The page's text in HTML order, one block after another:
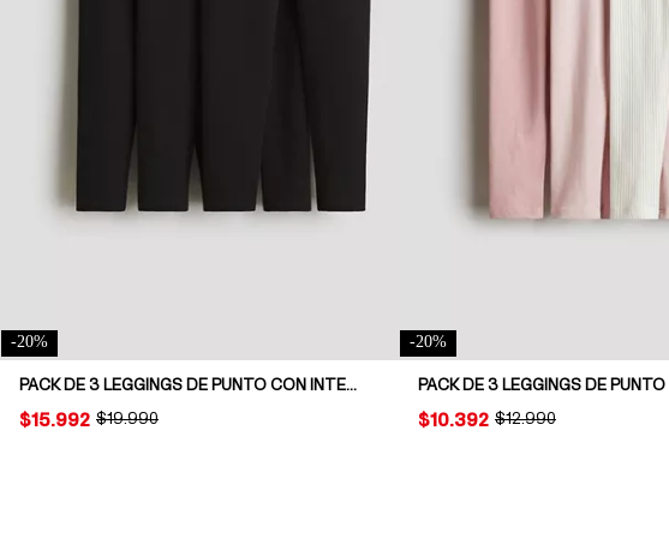
-20%
PACK DE 3 LEGGINGS DE PUNTO CON INTERIOR CEPILLADO
ORIGINAL PRICE:
$19.990
PRICE:
$15.992
-20%
PACK DE 3 LEGGINGS DE PUNTO
ORIGINAL PRICE:
$12.990
PRICE:
$10.392